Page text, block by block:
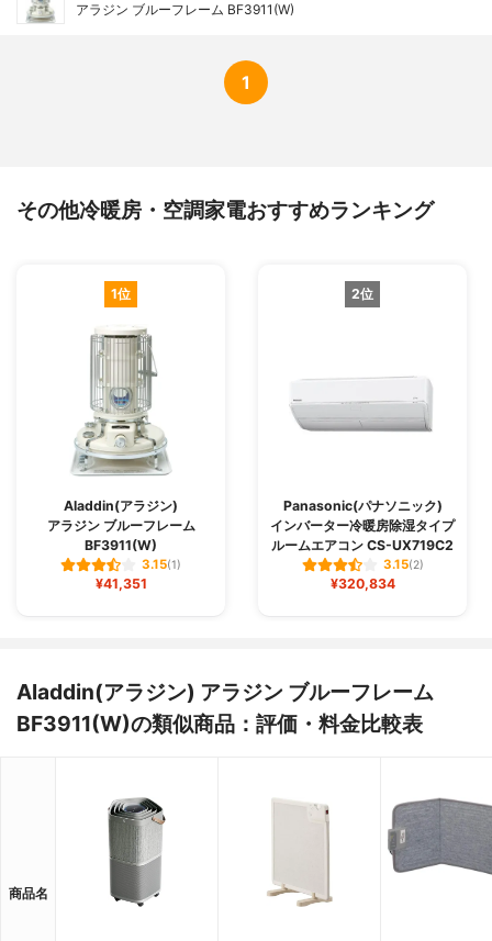
アラジン ブルーフレーム BF3911(W)
1
その他冷暖房・空調家電おすすめランキング
1位
Aladdin(アラジン)
アラジン ブルーフレーム
BF3911(W)
3.15(1)
¥41,351
2位
Panasonic(パナソニック)
インバーター冷暖房除湿タイプ
ルームエアコン CS-UX719C2
3.15(2)
¥320,834
Aladdin(アラジン) アラジン ブルーフレーム
BF3911(W)の類似商品：評価・料金比較表
商品名